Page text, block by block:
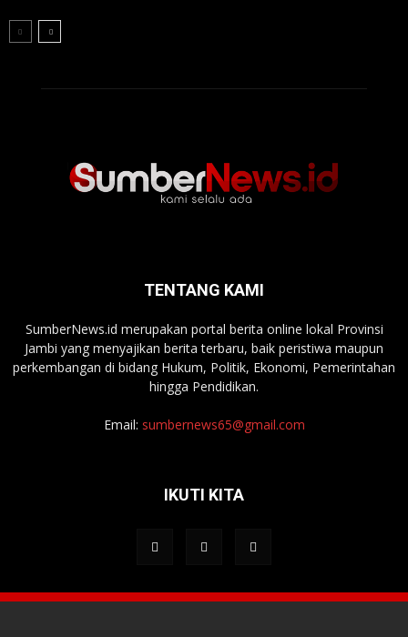
TENTANG KAMI
SumberNews.id merupakan portal berita online lokal Provinsi
Jambi yang menyajikan berita terbaru, baik peristiwa maupun
perkembangan di bidang Hukum, Politik, Ekonomi, Pemerintahan
hingga Pendidikan.
Email: sumbernews65@gmail.com
IKUTI KITA